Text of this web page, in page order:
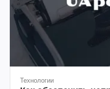
Технологии